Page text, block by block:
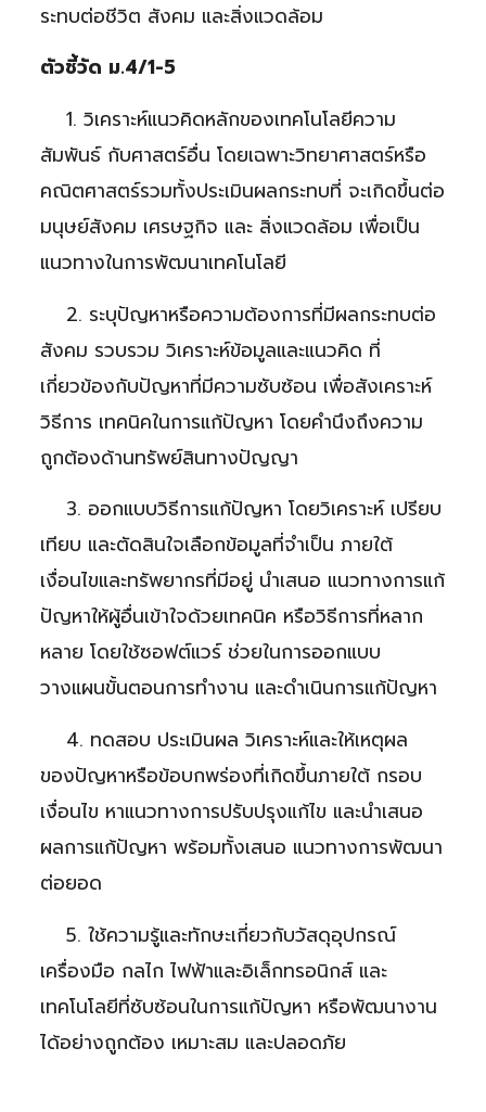
ระทบต่อชีวิต สังคม และสิ่งแวดล้อม
ตัวชี้วัด ม.4/1-5
1. วิเคราะห์แนวคิดหลักของเทคโนโลยีความ
สัมพันธ์ กับศาสตร์อื่น โดยเฉพาะวิทยาศาสตร์หรือ
คณิตศาสตร์รวมทั้งประเมินผลกระทบที่ จะเกิดขึ้นต่อ
มนุษย์สังคม เศรษฐกิจ และ สิ่งแวดล้อม เพื่อเป็น
แนวทางในการพัฒนาเทคโนโลยี
2. ระบุปัญหาหรือความต้องการที่มีผลกระทบต่อ
สังคม รวบรวม วิเคราะห์ข้อมูลและแนวคิด ที่
เกี่ยวข้องกับปัญหาที่มีความซับซ้อน เพื่อสังเคราะห์
วิธีการ เทคนิคในการแก้ปัญหา โดยคำนึงถึงความ
ถูกต้องด้านทรัพย์สินทางปัญญา
3. ออกแบบวิธีการแก้ปัญหา โดยวิเคราะห์ เปรียบ
เทียบ และตัดสินใจเลือกข้อมูลที่จำเป็น ภายใต้
เงื่อนไขและทรัพยากรที่มีอยู่ นำเสนอ แนวทางการแก้
ปัญหาให้ผู้อื่นเข้าใจด้วยเทคนิค หรือวิธีการที่หลาก
หลาย โดยใช้ซอฟต์แวร์ ช่วยในการออกแบบ
วางแผนขั้นตอนการทำงาน และดำเนินการแก้ปัญหา
4. ทดสอบ ประเมินผล วิเคราะห์และให้เหตุผล
ของปัญหาหรือข้อบกพร่องที่เกิดขึ้นภายใต้ กรอบ
เงื่อนไข หาแนวทางการปรับปรุงแก้ไข และนำเสนอ
ผลการแก้ปัญหา พร้อมทั้งเสนอ แนวทางการพัฒนา
ต่อยอด
5. ใช้ความรู้และทักษะเกี่ยวกับวัสดุอุปกรณ์
เครื่องมือ กลไก ไฟฟ้าและอิเล็กทรอนิกส์ และ
เทคโนโลยีที่ซับซ้อนในการแก้ปัญหา หรือพัฒนางาน
ได้อย่างถูกต้อง เหมาะสม และปลอดภัย